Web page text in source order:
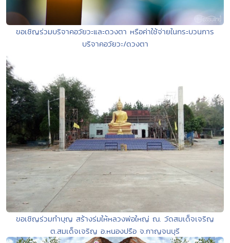
ขอเชิญร่วมบริจาคอวัยวะและดวงตา หรือค่าใช้จ่ายในกระบวนการ
บริจาคอวัยวะ/ดวงตา
ขอเชิญร่วมทำบุญ สร้างร่มให้หลวงพ่อใหญ่ ณ. วัดสมเด็จเจริญ
ต.สมเด็จเจริญ อ.หนองปรือ จ.กาญจนบุรี